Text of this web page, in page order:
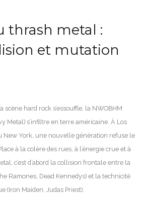
thrash metal :
et mutation
scène hard rock s’essouffle, la NWOBHM
Metal) s’infiltre en terre américaine. À Los
New York, une nouvelle génération refuse le
à la colère des rues, à l’énergie crue et à
c’est d’abord la collision frontale entre la
Ramones, Dead Kennedys) et la technicité
(Iron Maiden, Judas Priest).